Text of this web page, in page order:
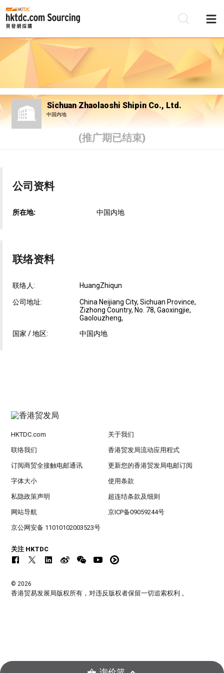
Sichuan Zhaolaoshi Shipin Co., Ltd.
中国内地
(推广期已结束)
公司资料
所在地: 中国内地
联络资料
联络人: HuangZhiqun
公司地址:
China Neijiang City, Sichuan Province,
Zizhong Country, No. 78, Gaoxingjie,
Gaolouzheng,
国家 / 地区:
中国内地
HKTDC.com 关于我们
联络我们 香港贸发局流动应用程式
订阅商贸全接触电邮通讯 更新您的香港贸发局电邮订阅
字体大小 使用条款
私隐政策声明 超连结条款及细则
网站导航 京ICP备09059244号
京公网安备 11010102003523号
关注 HKTDC
© 2026
香港贸易发展局版权所有，对违反版权者保留一切追索权利 。